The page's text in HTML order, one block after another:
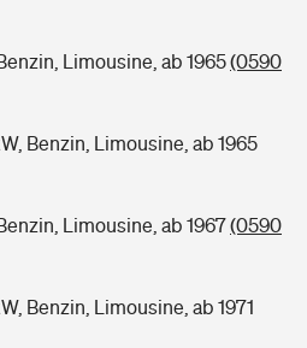
Limousine, ab 1965(0590
Benzin, Limousine, ab 1965
Limousine, ab 1967(0590
Benzin, Limousine, ab 1971